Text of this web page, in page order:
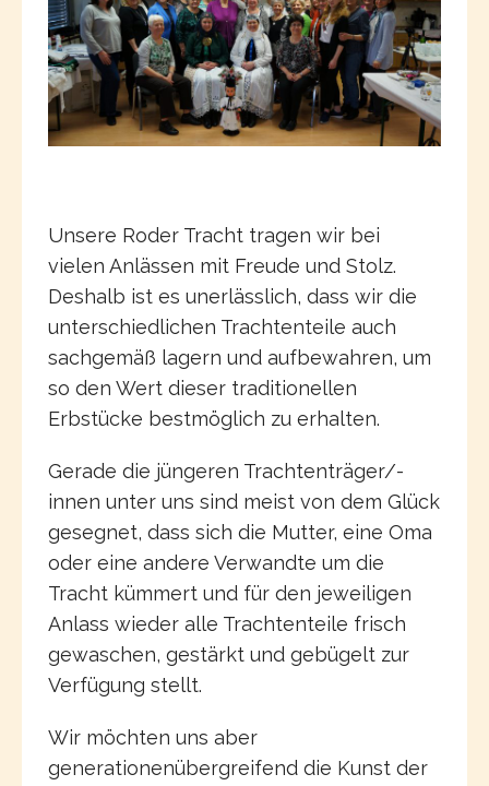
Unsere Roder Tracht tragen wir bei
vielen Anlässen mit Freude und Stolz.
Deshalb ist es unerlässlich, dass wir die
unterschiedlichen Trachtenteile auch
sachgemäß lagern und aufbewahren, um
so den Wert dieser traditionellen
Erbstücke bestmöglich zu erhalten.
Gerade die jüngeren Trachtenträger/-
innen unter uns sind meist von dem Glück
gesegnet, dass sich die Mutter, eine Oma
oder eine andere Verwandte um die
Tracht kümmert und für den jeweiligen
Anlass wieder alle Trachtenteile frisch
gewaschen, gestärkt und gebügelt zur
Verfügung stellt.
Wir möchten uns aber
generationenübergreifend die Kunst der